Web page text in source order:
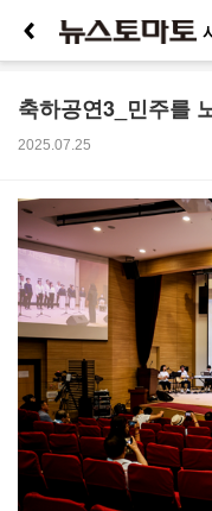
축하공연3_민주를
2025.07.25